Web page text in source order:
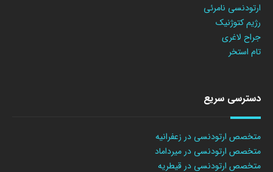
ارتودنسی نامرئی
رژیم کتوژنیک
جراح لاغری
تام استخر
دسترسی سریع
متخصص ارتودنسی در زعفرانیه
متخصص ارتودنسی در میرداماد
متخصص ارتودنسی در قیطریه